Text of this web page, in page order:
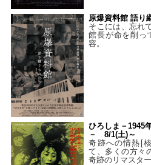
原爆資料館 語り
そこには、忘れ
館長が命を削っ
容。
ひろしま－1945
－ 8/1(土)～
奇跡への情熱[
て、多くの方々
奇跡のリマスター